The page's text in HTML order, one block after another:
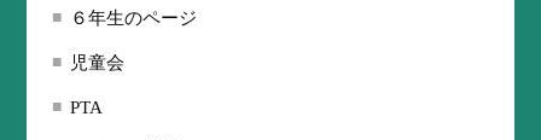
６年生のページ
児童会
PTA